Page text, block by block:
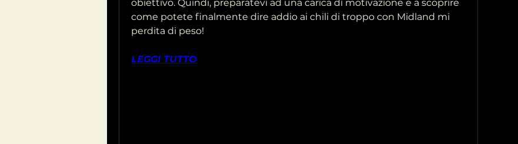
obiettivo. Quindi, preparatevi ad una carica di motivazione e a scoprire
come potete finalmente dire addio ai chili di troppo con Midland mi
perdita di peso!
LEGGI TUTTO